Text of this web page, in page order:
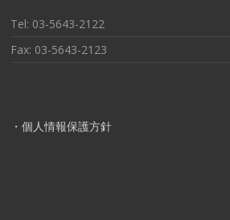
Tel: 03-5643-2122
Fax: 03-5643-2123
・個人情報保護方針